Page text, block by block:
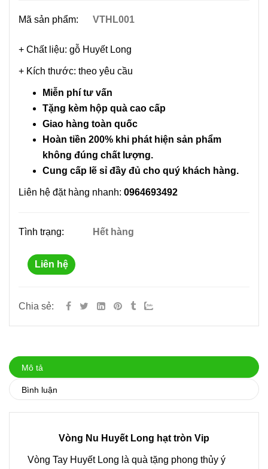
Mã sản phẩm: VTHL001
+ Chất liệu: gỗ Huyết Long
+ Kích thước: theo yêu cầu
Miễn phí tư vấn
Tặng kèm hộp quà cao cấp
Giao hàng toàn quốc
Hoàn tiền 200% khi phát hiện sản phẩm
không đúng chất lượng.
Cung cấp lẽ sỉ đầy đủ cho quý khách hàng.
Liên hệ đặt hàng nhanh: 0964693492
Tình trạng: Hết hàng
Liên hệ
Chia sẻ:
Mô tả
Bình luận
Vòng Nu Huyết Long hạt tròn Vip
Vòng Tay Huyết Long là quà tặng phong thủy ý